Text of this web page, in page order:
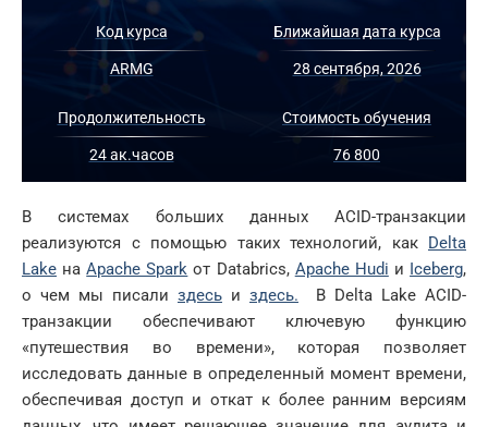
Код курса
ARMG
Ближайшая дата курса
28 сентября, 2026
Продолжительность
24 ак.часов
Стоимость обучения
76 800
В системах больших данных ACID-транзакции
реализуются с помощью таких технологий, как Delta
Lake наApache Spark от Databrics, Apache Hudi и Iceberg,
о чем мы писали здесь и здесь. В Delta Lake ACID-
транзакции обеспечивают ключевую функцию
«путешествия во времени», которая позволяет
исследовать данные в определенный момент времени,
обеспечивая доступ и откат к более ранним версиям